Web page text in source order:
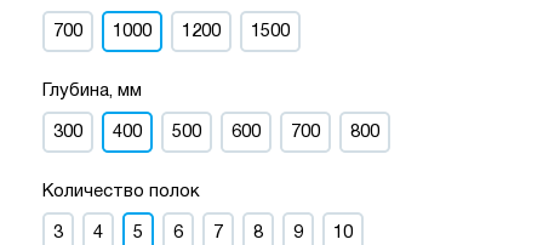
700 1000 1200 1500
Глубина, мм
300 400 500 600 700 800
Количество полок
3 4 5 6 7 8 9 10